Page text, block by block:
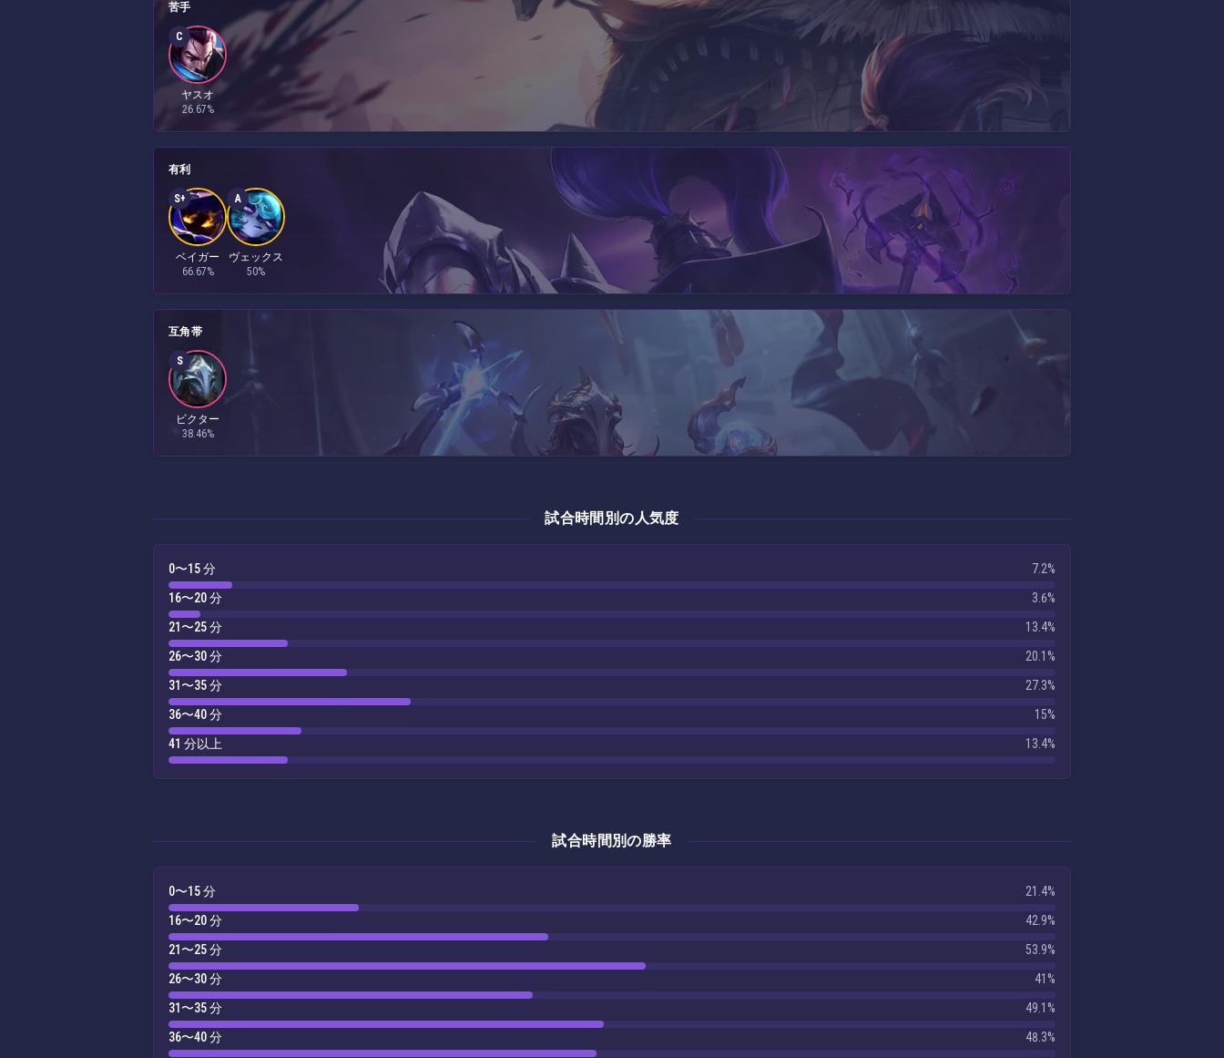
苦手
C
ヤスオ
26.67%
有利
S+
ベイガー
66.67%
A
ヴェックス
50%
互角帯
S
ビクター
38.46%
試合時間別の人気度
0〜15 分
7.2%
16〜20 分
3.6%
21〜25 分
13.4%
26〜30 分
20.1%
31〜35 分
27.3%
36〜40 分
15%
41 分以上
13.4%
試合時間別の勝率
0〜15 分
21.4%
16〜20 分
42.9%
21〜25 分
53.9%
26〜30 分
41%
31〜35 分
49.1%
36〜40 分
48.3%